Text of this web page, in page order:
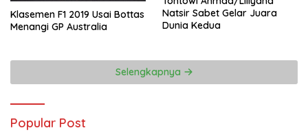
Klasemen F1 2019 Usai Bottas
Menangi GP Australia
Natsir Sabet Gelar Juara
Dunia Kedua
Selengkapnya
Popular Post